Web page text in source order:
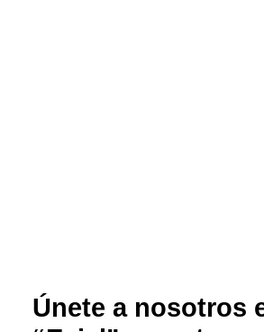
Únete a nosotros